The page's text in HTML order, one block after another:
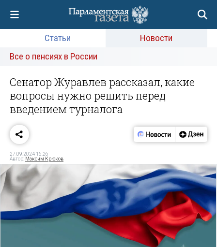
Статьи
Новости
Все о пенсиях в России
Сенатор Журавлев рассказал, какие
вопросы нужно решить перед
введением турналога
27.09.2024 16:26
Автор: Максим Крюков